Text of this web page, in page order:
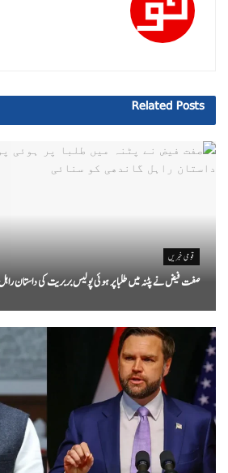
Related Posts
قومی خبریں
صفت فیض نے پٹنہ میں طلبا پر ہوئی پولیس بربریت کی داستان راہل